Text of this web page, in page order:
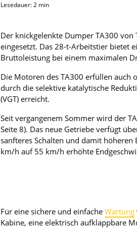
Lesedauer:2 min
Der knickgelenkte Dumper TA300
eingesetzt. Das 28-t-Arbeitstier bietet
Bruttoleistung bei einem maximalen
Die Motoren des TA300 erfüllen auch
durch die selektive katalytische
(VGT) erreicht.
Seit vergangenem Sommer wird der
Seite 8). Das neue Getriebe verfügt
sanfteres Schalten und damit
km/h auf 55 km/h erhöhte
Für eine sichere und einfache Wartung
Kabine, eine elektrisch aufklappbare